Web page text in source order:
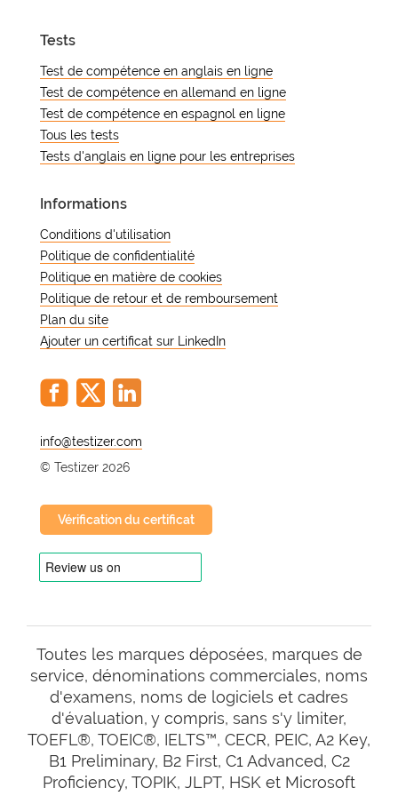
Tests
Test de compétence en anglais en ligne
Test de compétence en allemand en ligne
Test de compétence en espagnol en ligne
Tous les tests
Tests d'anglais en ligne pour les entreprises
Informations
Conditions d'utilisation
Politique de confidentialité
Politique en matière de cookies
Politique de retour et de remboursement
Plan du site
Ajouter un certificat sur LinkedIn
@
© Testizer 2026
Vérification du certificat
Toutes les marques déposées, marques de
service, dénominations commerciales, noms
d'examens, noms de logiciels et cadres
d'évaluation, y compris, sans s'y limiter,
TOEFL®, TOEIC®, IELTS™, CECR, PEIC, A2 Key,
B1 Preliminary, B2 First, C1 Advanced, C2
Proficiency, TOPIK, JLPT, HSK et Microsoft